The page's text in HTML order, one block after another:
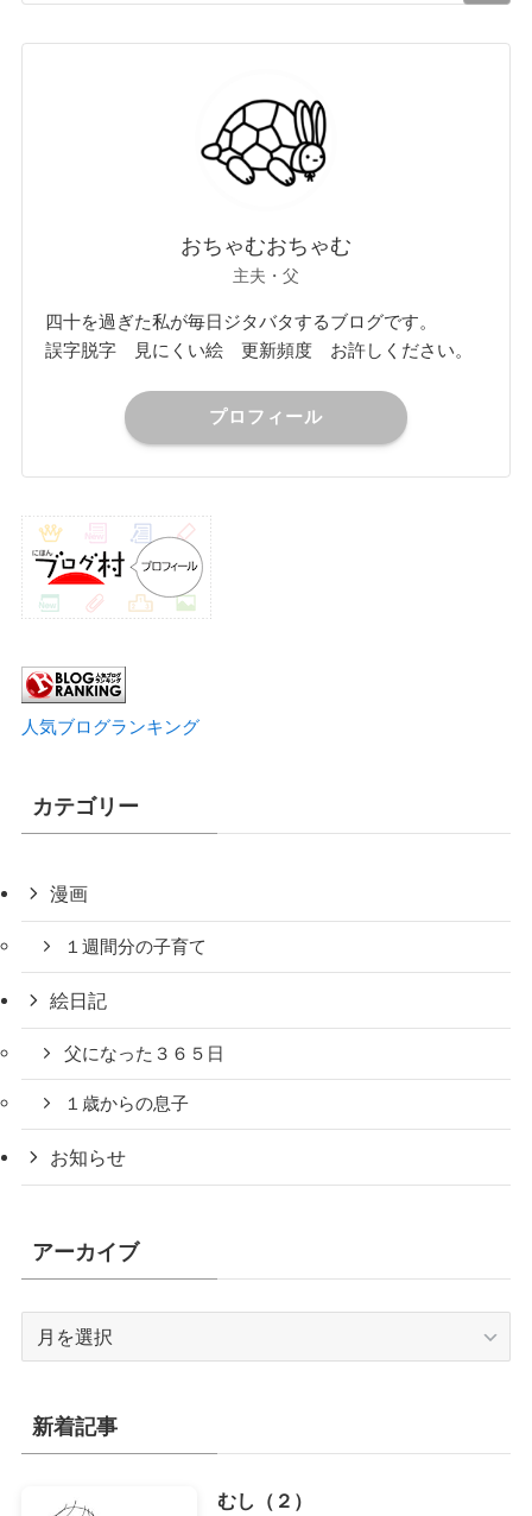
おちゃむおちゃむ
主夫・父
四十を過ぎた私が毎日ジタバタするブログです。
誤字脱字 見にくい絵 更新頻度 お許しください。
プロフィール
人気ブログランキング
カテゴリー
漫画
１週間分の子育て
絵日記
父になった３６５日
１歳からの息子
お知らせ
アーカイブ
イ
ブ
新着記事
むし（２）